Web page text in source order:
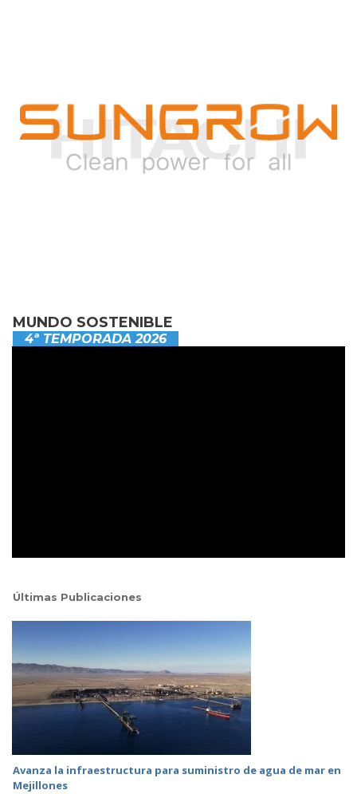
MUNDO SOSTENIBLE
4ª TEMPORADA 2026
Últimas Publicaciones
Avanza la infraestructura para suministro de agua de mar en
Mejillones